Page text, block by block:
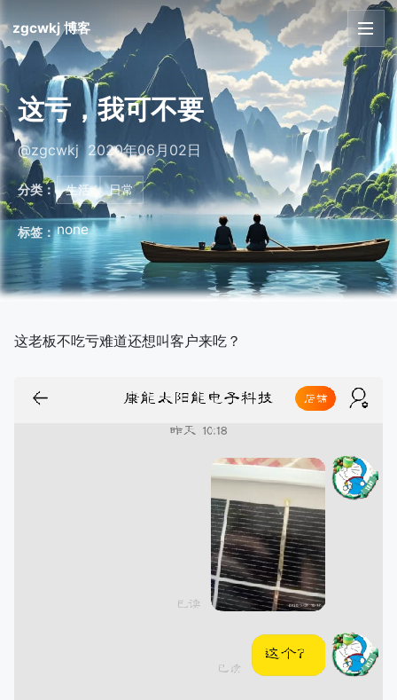
zgcwkj 博客
首页
文章
友链
关于
这亏，我可不要
@zgcwkj 2020年06月02日
分类： 生活 日常
标签：none
这老板不吃亏难道还想叫客户来吃？